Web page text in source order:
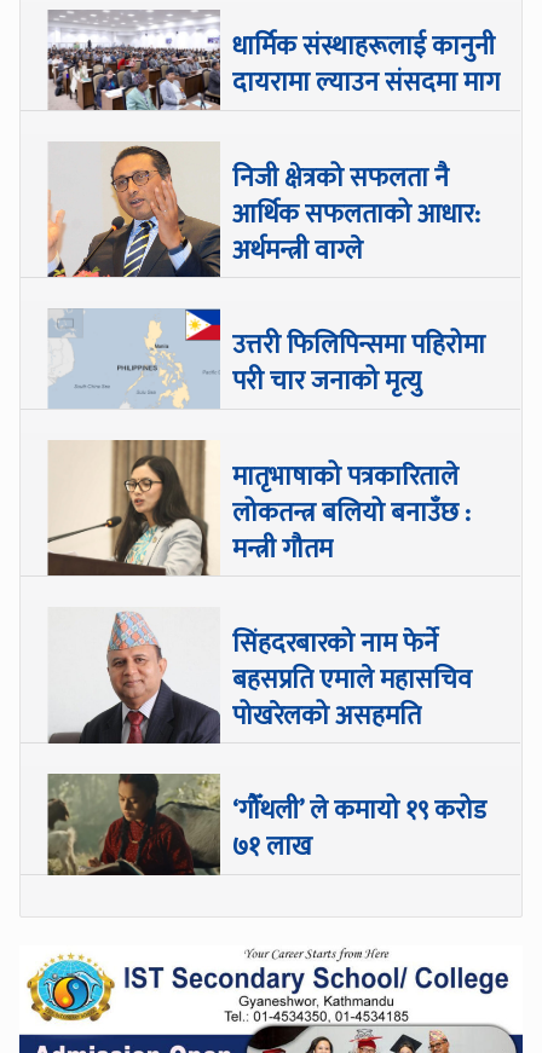
धार्मिक संस्थाहरूलाई कानुनी
दायरामा ल्याउन संसदमा माग
निजी क्षेत्रको सफलता नै
आर्थिक सफलताको आधार:
अर्थमन्त्री वाग्ले
उत्तरी फिलिपिन्समा पहिरोमा
परी चार जनाको मृत्यु
मातृभाषाको पत्रकारिताले
लोकतन्त्र बलियो बनाउँछ :
मन्त्री गौतम
सिंहदरबारको नाम फेर्ने
बहसप्रति एमाले महासचिव
पोखरेलको असहमति
‘गौँथली’ ले कमायो १९ करोड
७१ लाख